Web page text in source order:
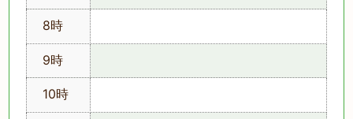
8時
9時
10時